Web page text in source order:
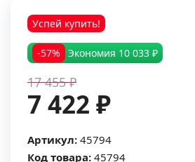
Успей купить!
-57% Экономия 10 033 ₽
17 455 ₽
7 422 ₽
Артикул: 45794
Код товара: 45794